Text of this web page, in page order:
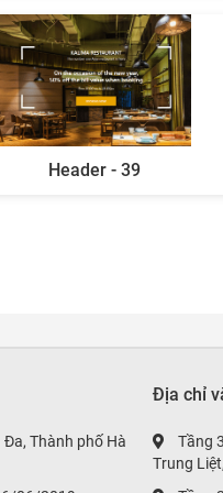
Header - 39
Thành phố Hà
Địa chỉ
Tầng
Trung